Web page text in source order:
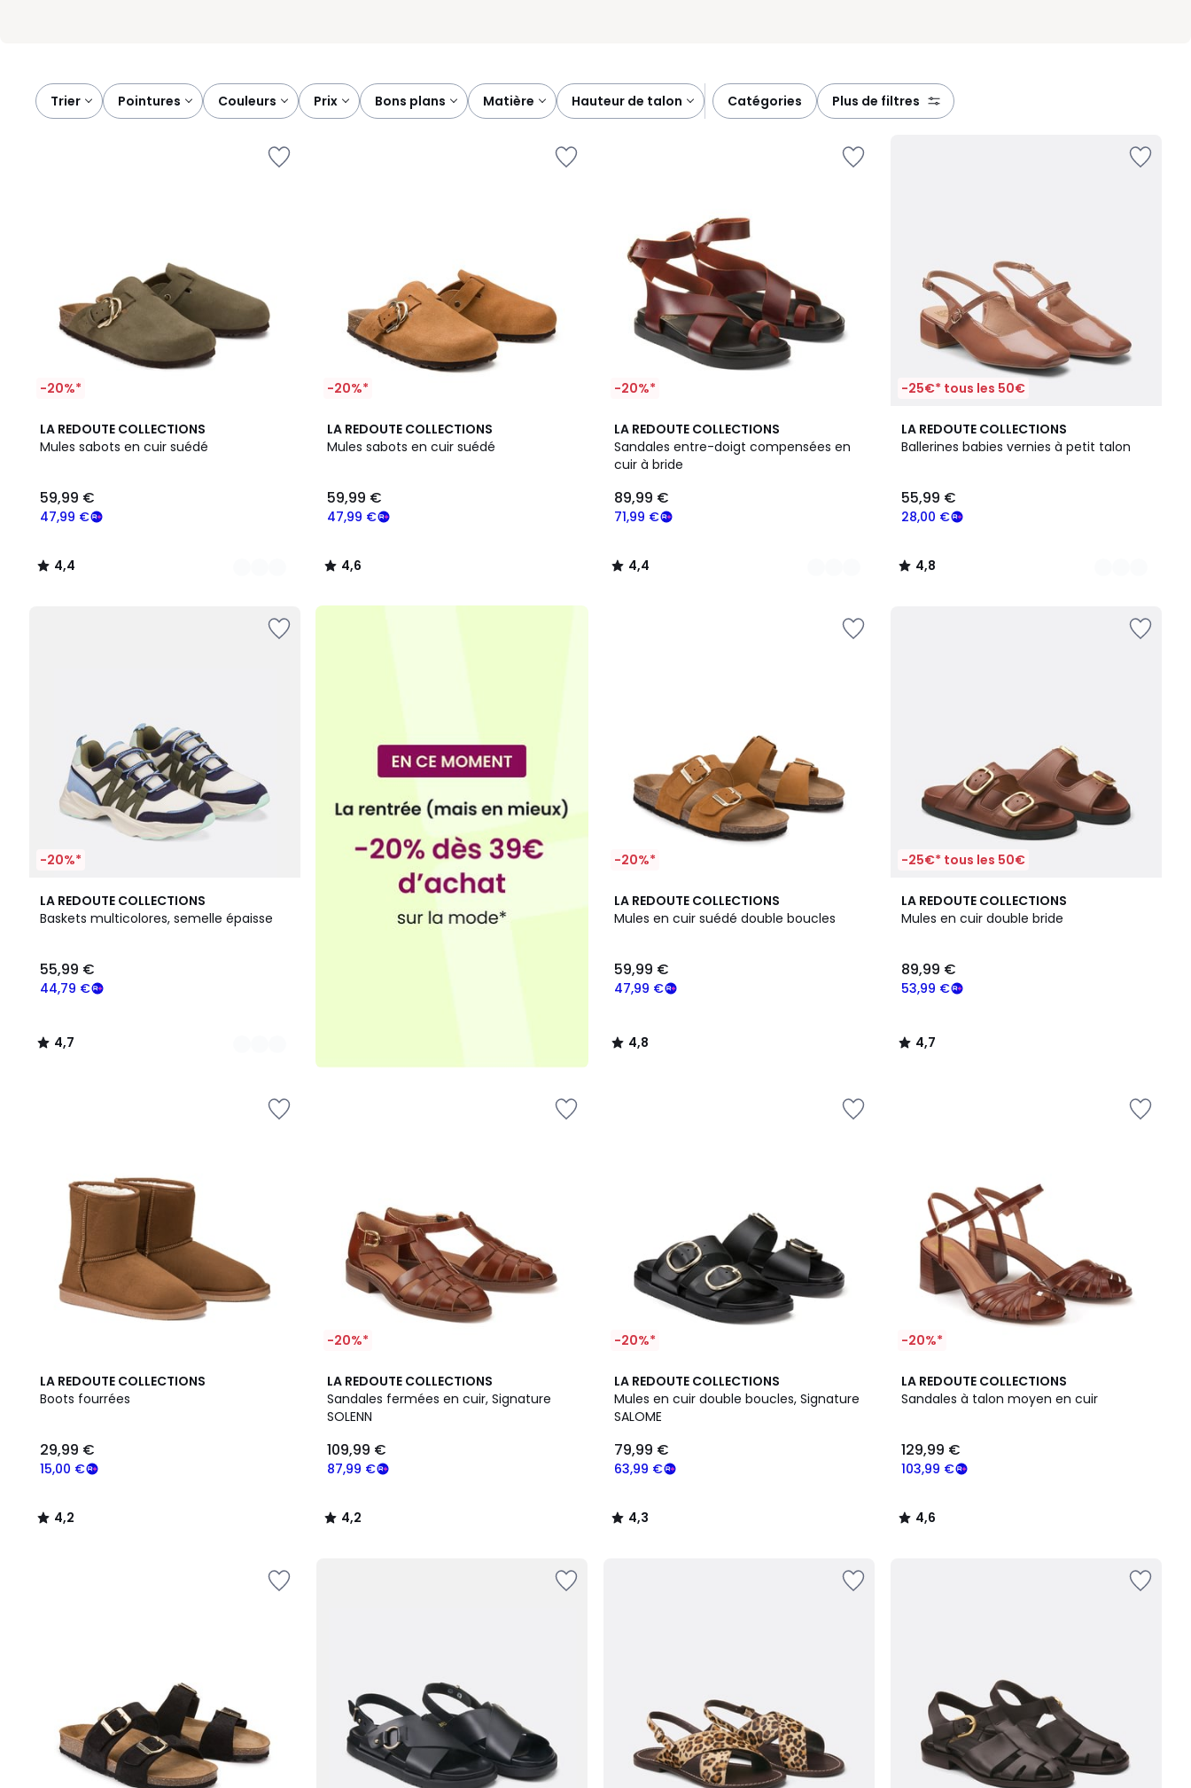
Trier pointures couleurs prix bons plans matière hauteur de talon catégories plus de filtres
-20%*
LA REDOUTE COLLECTIONS
Mules sabots en cuir suédé
€
souscrivez
programme
47,99 €
59,99 €
4,4
/ 5
2
Couleurs
4,4
/
-20%*
LA REDOUTE COLLECTIONS
Mules sabots en cuir suédé
47,99 €
59,99 €
4,6
/ 5
4,6
/
-20%*
LA REDOUTE COLLECTIONS
Sandales entre-doigt compensées en
cuir à bride
71,99 €
89,99 €
4,4
/ 5
2
Couleurs
4,4
/
-25€* tous les 50€
LA REDOUTE COLLECTIONS
Ballerines babies vernies à petit talon
28,00 €
55,99 €
4,8
/ 5
3
Couleurs
4,8
/
-20%*
LA REDOUTE COLLECTIONS
Baskets multicolores, semelle épaisse
44,79 €
55,99 €
4,7
/ 5
2
Couleurs
4,7
/
-20%*
LA REDOUTE COLLECTIONS
Mules en cuir suédé double boucles
47,99 €
59,99 €
4,8
/ 5
4,8
/
-25€* tous les 50€
LA REDOUTE COLLECTIONS
Mules en cuir double bride
53,99 €
89,99 €
4,7
/ 5
4,7
/
LA REDOUTE COLLECTIONS
Boots fourrées
15,00 €
29,99 €
4,2
/ 5
4,2
/
-20%*
LA REDOUTE COLLECTIONS
Sandales fermées en cuir, Signature
SOLENN
87,99 €
109,99 €
4,2
/ 5
4,2
/
-20%*
LA REDOUTE COLLECTIONS
Mules en cuir double boucles, Signature
SALOME
63,99 €
79,99 €
4,3
/ 5
4,3
/
-20%*
LA REDOUTE COLLECTIONS
Sandales à talon moyen en cuir
103,99 €
129,99 €
4,6
/ 5
4,6
/